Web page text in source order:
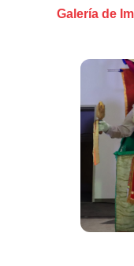
Galería de